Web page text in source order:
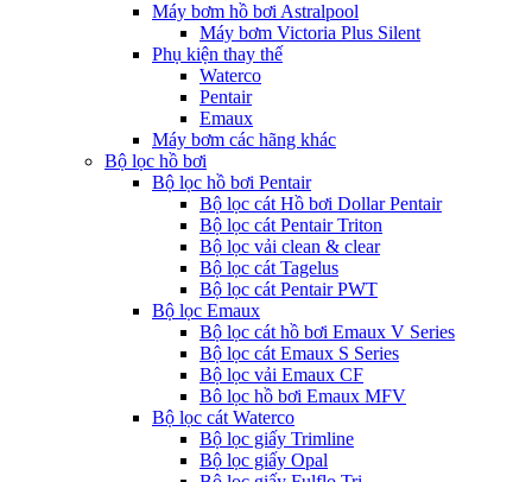
Máy bơm hồ bơi Astralpool
Máy bơm Victoria Plus Silent
Phụ kiện thay thế
Waterco
Pentair
Emaux
Máy bơm các hãng khác
Bộ lọc hồ bơi
Bộ lọc hồ bơi Pentair
Bộ lọc cát Hồ bơi Dollar Pentair
Bộ lọc cát Pentair Triton
Bộ lọc vải clean & clear
Bộ lọc cát Tagelus
Bộ lọc cát Pentair PWT
Bộ lọc Emaux
Bộ lọc cát hồ bơi Emaux V Series
Bộ lọc cát Emaux S Series
Bộ lọc vải Emaux CF
Bô lọc hồ bơi Emaux MFV
Bộ lọc cát Waterco
Bộ lọc giấy Trimline
Bộ lọc giấy Opal